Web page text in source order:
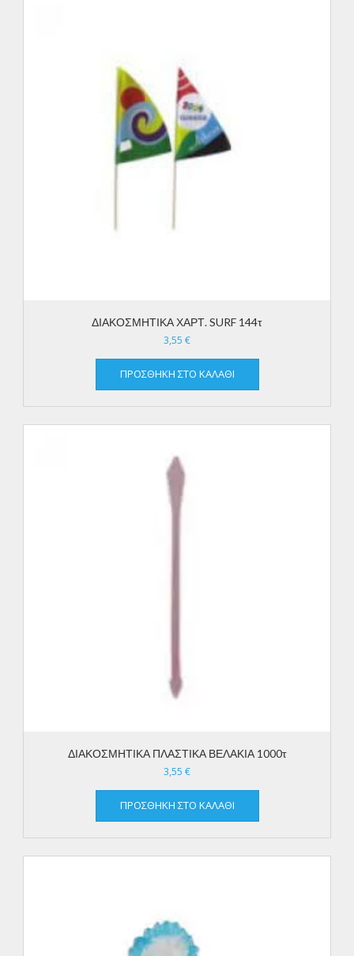
ΔΙΑΚΟΣΜΗΤΙΚΑ ΧΑΡΤ. SURF 144τ
3,55 €
ΠΡΟΣΘΉΚΗ ΣΤΟ ΚΑΛΆΘΙ
ΔΙΑΚΟΣΜΗΤΙΚΑ ΠΛΑΣΤΙΚΑ ΒΕΛΑΚΙΑ 1000τ
3,55 €
ΠΡΟΣΘΉΚΗ ΣΤΟ ΚΑΛΆΘΙ